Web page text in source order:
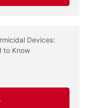
Devices:
to Know